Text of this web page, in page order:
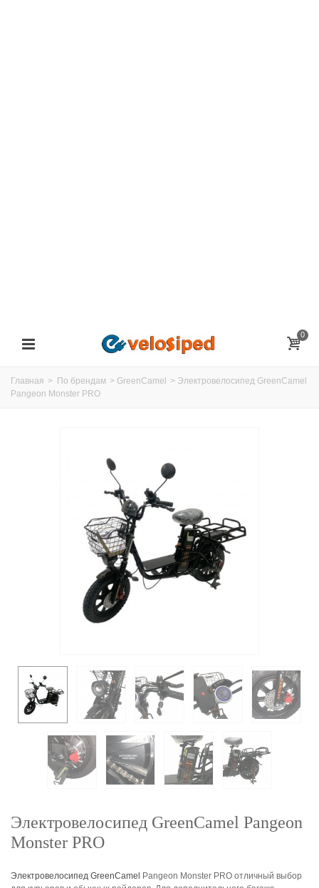
0
Главная > По брендам > GreenCamel > Электровелосипед GreenCamel
Pangeon Monster PRO
Электровелосипед GreenCamel Pangeon
Monster PRO
Электровелосипед GreenCamel Pangeon Monster PRO отличный выбор